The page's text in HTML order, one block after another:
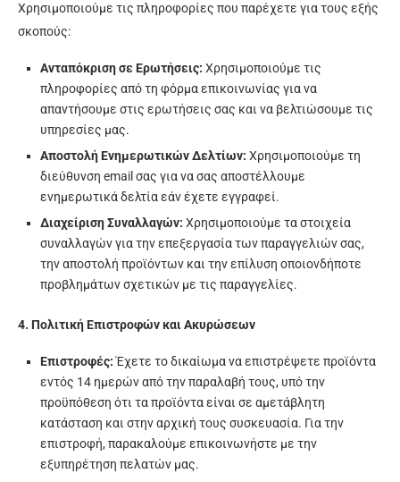
Χρησιμοποιούμε τις πληροφορίες που παρέχετε για τους εξής
σκοπούς:
Ανταπόκριση σε Ερωτήσεις: Χρησιμοποιούμε τις
πληροφορίες από τη φόρμα επικοινωνίας για να
απαντήσουμε στις ερωτήσεις σας και να βελτιώσουμε τις
υπηρεσίες μας.
Αποστολή Ενημερωτικών Δελτίων: Χρησιμοποιούμε τη
διεύθυνση email σας για να σας αποστέλλουμε
ενημερωτικά δελτία εάν έχετε εγγραφεί.
Διαχείριση Συναλλαγών: Χρησιμοποιούμε τα στοιχεία
συναλλαγών για την επεξεργασία των παραγγελιών σας,
την αποστολή προϊόντων και την επίλυση οποιονδήποτε
προβλημάτων σχετικών με τις παραγγελίες.
4. Πολιτική Επιστροφών και Ακυρώσεων
Επιστροφές:Έχετε το δικαίωμα να επιστρέψετε προϊόντα
εντός 14 ημερών από την παραλαβή τους, υπό την
προϋπόθεση ότι τα προϊόντα είναι σε αμετάβλητη
κατάσταση και στην αρχική τους συσκευασία. Για την
επιστροφή, παρακαλούμε επικοινωνήστε με την
εξυπηρέτηση πελατών μας.